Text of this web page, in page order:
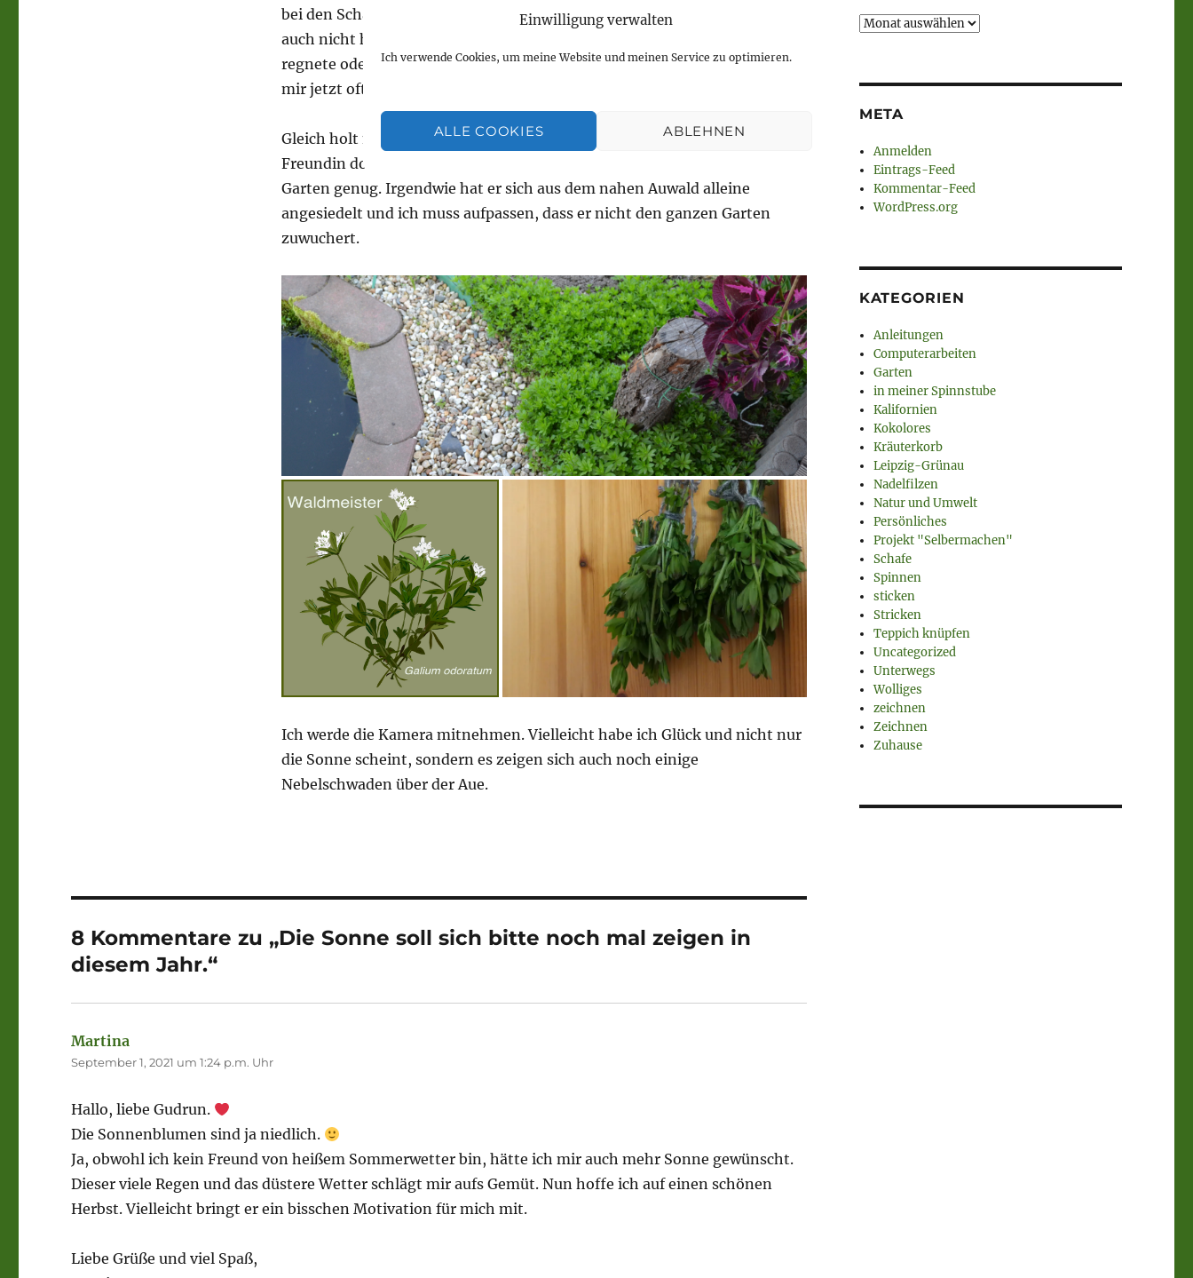
Einwilligung verwalten
Ich verwende Cookies, um meine Website und meinen Service zu optimieren.
ALLE COOKIES ABLEHNEN
bei den Schafen und den beiden Hunden. Da konnte ich mir das Wetter
auch nicht heraussuchen, aber ich musste zu den Schafen, egal ob es
regnete oder die Sonne schien. Solche belastende Gedanken, wie ich sie
mir jetzt oft mache, hatte ich damals allerdings nicht.
Gleich holt mich die Freundin ab. Wir wollen in die Elsteraue fahren. Die
Freundin dort möchte Waldmeister pflanzen und davon habe ich im
Garten genug. Irgendwie hat er sich aus dem nahen Auwald alleine
angesiedelt und ich muss aufpassen, dass er nicht den ganzen Garten
zuwuchert.
Ich werde die Kamera mitnehmen. Vielleicht habe ich Glück und nicht nur
die Sonne scheint, sondern es zeigen sich auch noch einige
Nebelschwaden über der Aue.
8 Kommentare zu „Die Sonne soll sich bitte noch mal zeigen in
diesem Jahr.“
Martina
September 1, 2021 um 1:24 p.m. Uhr
Hallo, liebe Gudrun.
Die Sonnenblumen sind ja niedlich.
Ja, obwohl ich kein Freund von heißem Sommerwetter bin, hätte ich mir auch mehr Sonne gewünscht.
Dieser viele Regen und das düstere Wetter schlägt mir aufs Gemüt. Nun hoffe ich auf einen schönen
Herbst. Vielleicht bringt er ein bisschen Motivation für mich mit.
Liebe Grüße und viel Spaß,
Archiv
META
Anmelden
Eintrags-Feed
Kommentar-Feed
WordPress.org
KATEGORIEN
Anleitungen
Computerarbeiten
Garten
in meiner Spinnstube
Kalifornien
Kokolores
Kräuterkorb
Leipzig-Grünau
Nadelfilzen
Natur und Umwelt
Persönliches
Projekt "Selbermachen"
Schafe
Spinnen
sticken
Stricken
Teppich knüpfen
Uncategorized
Unterwegs
Wolliges
zeichnen
Zeichnen
Zuhause